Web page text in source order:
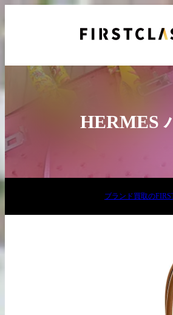
03-6908-
HERMES
ブランド買取の